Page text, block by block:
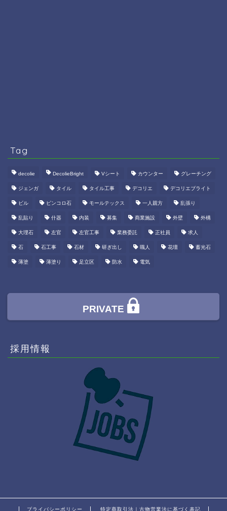
Tag
decolie DecolieBright Vシート カウンター グレーチング
ジェンガ タイル タイル工事 デコリエ デコリエブライト
ビル ピンコロ石 モールテックス 一人親方 乱張り
乱貼り 什器 内装 募集 商業施設 外壁 外構
大理石 左官 左官工事 業務委託 正社員 求人
石 石工事 石材 研ぎ出し 職人 花壇 蓄光石
薄塗 薄塗り 足立区 防水 電気
PRIVATE
採用情報
プライバシーポリシー 特定商取引法｜古物営業法に基づく表記